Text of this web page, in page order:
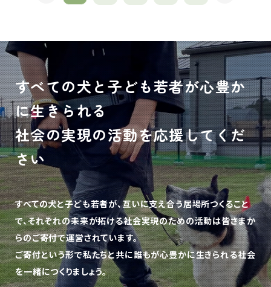
すべての犬と子ども若者が心豊か
に生きられる
社会の実現の活動を応援してくだ
さい
すべての犬と子ども若者が、互いに支え合う居場所つくること
で、それぞれの未来が拓ける社会実現のための活動は皆さまか
らのご寄付で運営されています。
ご寄付という形で私たちと共に誰もが心豊かに生きられる社会
を一緒につくりましょう。